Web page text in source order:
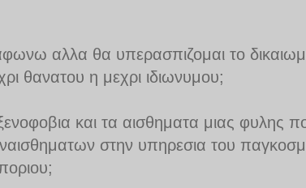
αλλα θα υπερασπιζομαι το
θανατου η μεχρι ιδιωνυμου;
και τα αισθηματα μιας φυλης
στην υπηρεσια του